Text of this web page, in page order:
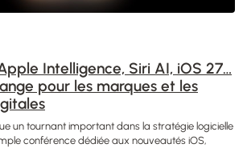
Intelligence, Siri AI, iOS 27…
pour les marques et les
un tournant important dans la stratégie logicielle
conférence dédiée aux nouveautés iOS,